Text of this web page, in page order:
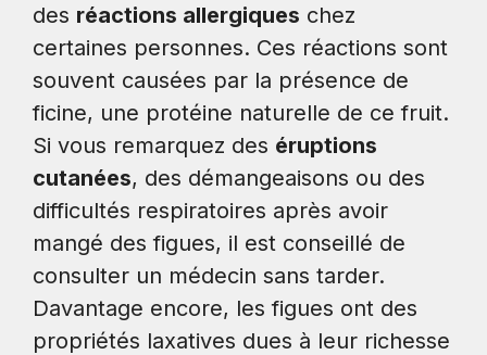
des réactions allergiques chez
certaines personnes. Ces réactions sont
souvent causées par la présence de
ficine, une protéine naturelle de ce fruit.
Si vous remarquez des éruptions
cutanées, des démangeaisons ou des
difficultés respiratoires après avoir
mangé des figues, il est conseillé de
consulter un médecin sans tarder.
Davantage encore, les figues ont des
propriétés laxatives dues à leur richesse